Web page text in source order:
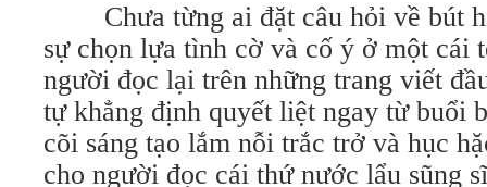
Chưa từng ai đặt câu hỏi về bút
sự chọn lựa tình cờ và cố ý ở một cái
người đọc lại trên những trang viết
tự khẳng định quyết liệt ngay từ buổi
cõi sáng tạo lắm nỗi trắc trở và hục
cho người đọc cái thứ nước lẩu sũng